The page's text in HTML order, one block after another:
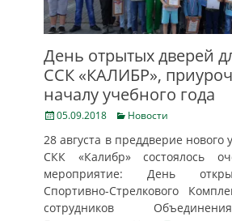
День отрытых дверей
ССК «КАЛИБР»,
началу учебного года
Posted
05.09.2018 Categories
Новости
28 августа в преддверие нового
СКК «Калибр» состоялось
мероприятие: День
Спортивно-Стрелкового
сотрудников